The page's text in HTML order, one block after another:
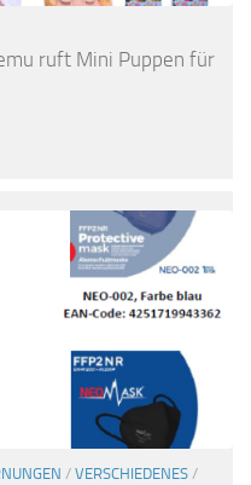
ruft Mini Puppen für
/ VERSCHIEDENES /